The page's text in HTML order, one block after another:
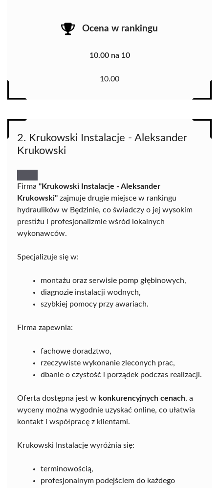
Ocena w rankingu
10.00 na 10
10.00
2. Krukowski Instalacje - Aleksander
Krukowski
Firma "Krukowski Instalacje - Aleksander
Krukowski" zajmuje drugie miejsce w rankingu
hydraulików w Będzinie, co świadczy o jej wysokim
prestiżu i profesjonalizmie wśród lokalnych
wykonawców.
Specjalizuje się w:
montażu oraz serwisie pomp głębinowych,
diagnozie instalacji wodnych,
szybkiej pomocy przy awariach.
Firma zapewnia:
fachowe doradztwo,
rzeczywiste wykonanie zleconych prac,
dbanie o czystość i porządek podczas realizacji.
Oferta dostępna jest w konkurencyjnych cenach, a
wyceny można wygodnie uzyskać online, co ułatwia
kontakt i współpracę z klientami.
Krukowski Instalacje wyróżnia się:
terminowością,
profesjonalnym podejściem do każdego